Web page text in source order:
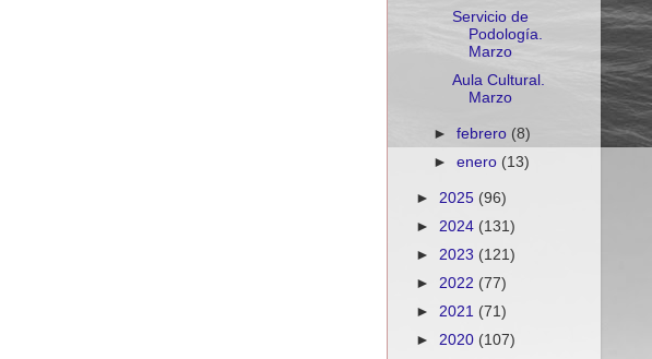
Servicio de
Podología.
Marzo
Aula Cultural.
Marzo
►febrero (8)
►enero (13)
► 2025 (96)
► 2024 (131)
► 2023 (121)
► 2022 (77)
► 2021 (71)
► 2020 (107)